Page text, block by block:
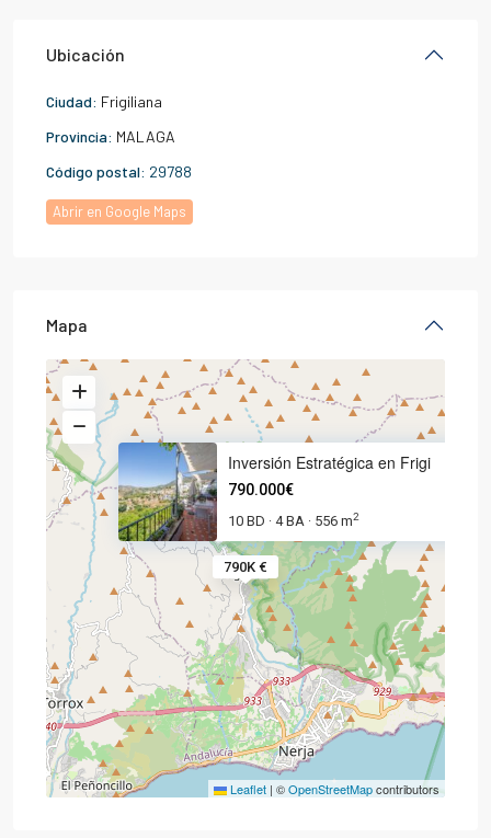
Ubicación
Ciudad: Frigiliana
Provincia: MALAGA
Código postal: 29788
Abrir en Google Maps
Mapa
790K €
Inversión Estratégica en Frigi
790.000€
10 BD · 4 BA · 556 m2
Leaflet | ©OpenStreetMapcontributors